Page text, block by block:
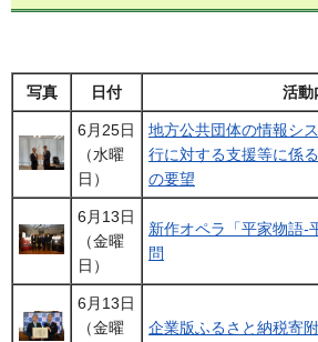
写真 日付 活動
6月25日
（水曜
日）
地方公共団体の情報シ
行に対する支援等に係
の要望
6月13日
（金曜
日）
新作オペラ「平家物語-
問
6月13日
（金曜
企業版ふるさと納税寄